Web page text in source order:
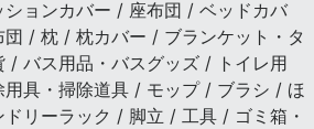
ョンカバー / 座布団 / ベッドカバ
/ 枕 / 枕カバー / ブランケット・タ
/ バス用品・バスグッズ / トイレ用
具・掃除道具 / モップ / ブラシ / ほ
リーラック / 脚立 / 工具 / ゴミ箱・